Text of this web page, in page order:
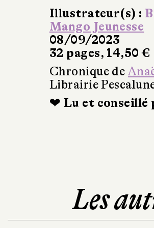
Illustrateur(s) :
Mango Jeunesse
08/09/2023
32 pages, 14,50 €
Chronique de
Librairie
❤ Lu et conseillé
Les